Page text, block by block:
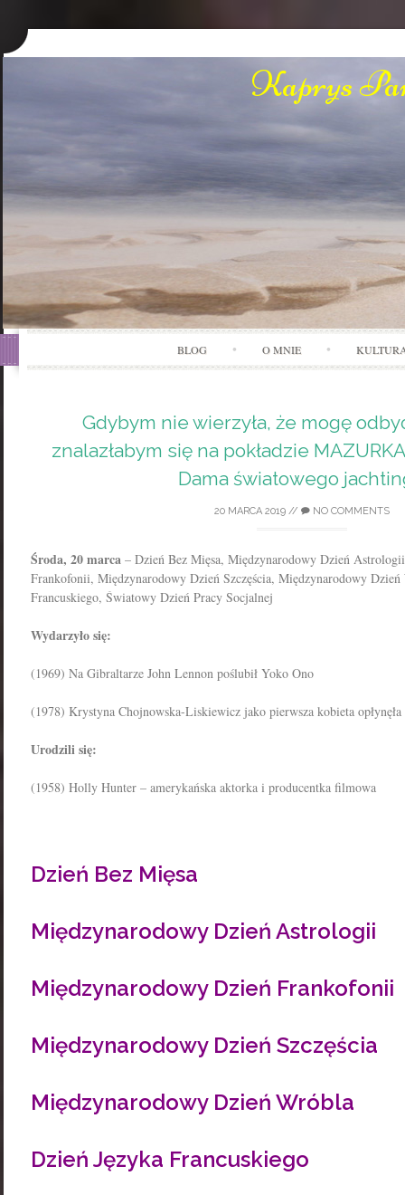
Kaprys
BLOG O MNIE
Gdybym nie wierzyła, że mogę
znalazłabym się na pokładzie
Dama światowego
20 MARCA 2019 // NO COMMENTS
Środa, 20 marca – Dzień Bez Mięsa, Międzynarodowy Dzień
Frankofonii, Międzynarodowy Dzień Szczęścia, Międzynarodowy Dzień
Francuskiego, Światowy Dzień Pracy Socjalnej
Wydarzyło się:
(1969) Na Gibraltarze John Lennon poślubił Yoko Ono
(1978) Krystyna Chojnowska-Liskiewicz jako pierwsza kobieta
Urodzili się:
(1958) Holly Hunter – amerykańska aktorka i producentka filmowa
Dzień Bez Mięsa
Międzynarodowy Dzień Astrologii
Międzynarodowy Dzień Frankofonii
Międzynarodowy Dzień Szczęścia
Międzynarodowy Dzień Wróbla
Dzień Języka Francuskiego